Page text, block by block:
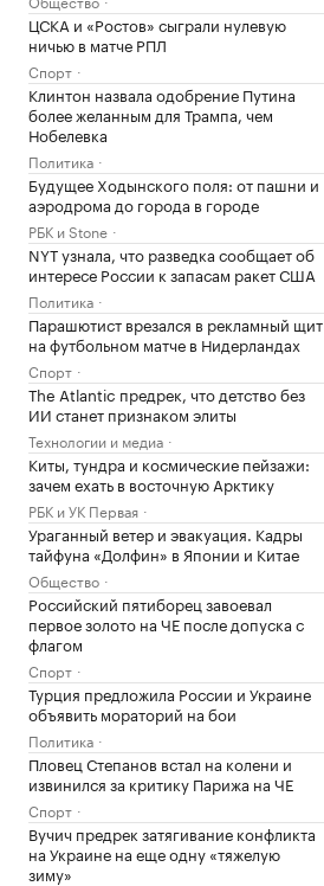
ЦСКА и «Ростов» сыграли нулевую
ничью в матче РПЛ
Спорт
Клинтон назвала одобрение Путина
более желанным для Трампа, чем
Нобелевка
Политика
Будущее Ходынского поля: от пашни и
аэродрома до города в городе
РБК и Stone
NYT узнала, что разведка сообщает об
интересе России к запасам ракет США
Политика
Парашютист врезался в рекламный щит
на футбольном матче в Нидерландах
Спорт
The Atlantic предрек, что детство без
ИИ станет признаком элиты
Технологии и медиа
Киты, тундра и космические пейзажи:
зачем ехать в восточную Арктику
РБК и УК Первая
Ураганный ветер и эвакуация. Кадры
тайфуна «Долфин» в Японии и Китае
Общество
Российский пятиборец завоевал
первое золото на ЧЕ после допуска с
флагом
Спорт
Турция предложила России и Украине
объявить мораторий на бои
Политика
Пловец Степанов встал на колени и
извинился за критику Парижа на ЧЕ
Спорт
Вучич предрек затягивание конфликта
на Украине на еще одну «тяжелую
зиму»